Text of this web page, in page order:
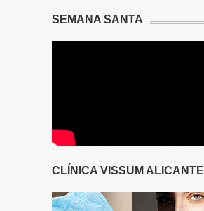
SEMANA SANTA
CLÍNICA VISSUM ALICANTE